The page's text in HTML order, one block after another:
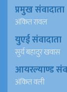
प्रमुख संवादाता
अंकित रावल
युएई संवादाता
सुर्य बहादुर खवास
आयरल्याण्ड
अंकित वली